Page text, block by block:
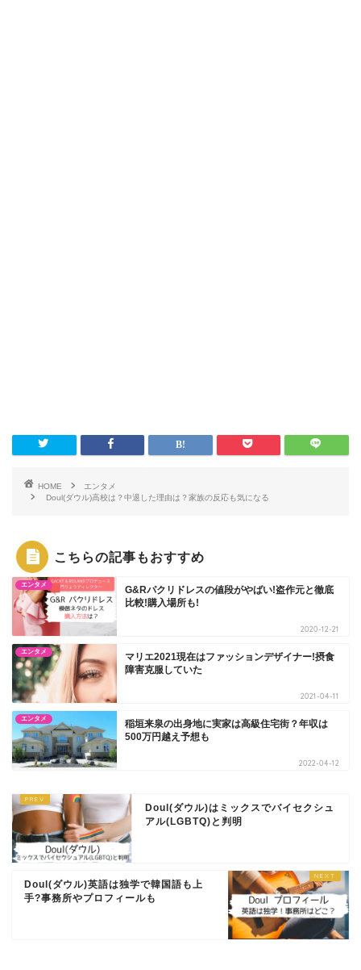
HOME
エンタメ
Doul(ダウル)高校は？中退した理由は？家族の反応も気になる
こちらの記事もおすすめ
エンタメ
G&Rパクリドレスの値段がやばい!盗作元と徹底
比較!購入場所も!
2020-12-21
エンタメ
マリエ2021現在はファッションデザイナー!摂食
障害克服していた
2021-04-11
エンタメ
稲垣来泉の出身地に実家は高級住宅街？年収は
500万円越え予想も
2022-04-12
Doul(ダウル)はミックスでバイセクシュ
アル(LGBTQ)と判明
Doul(ダウル)英語は独学で韓国語も上
手?事務所やプロフィールも